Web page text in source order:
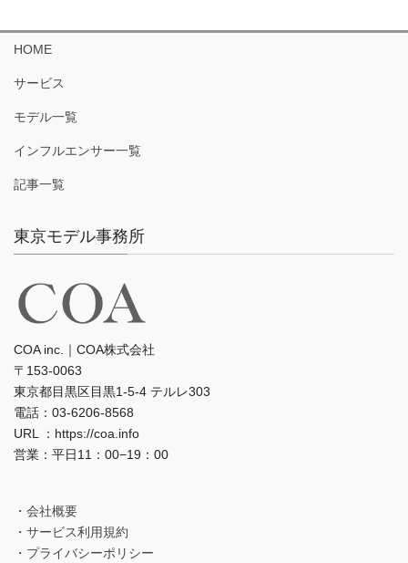
HOME
サービス
モデル一覧
インフルエンサー一覧
記事一覧
東京モデル事務所
COA inc.｜COA株式会社
〒153-0063
東京都目黒区目黒1-5-4 テルレ303
電話：03-6206-8568
URL ：https://coa.info
営業：平日11：00−19：00
・会社概要
・サービス利用規約
・プライバシーポリシー